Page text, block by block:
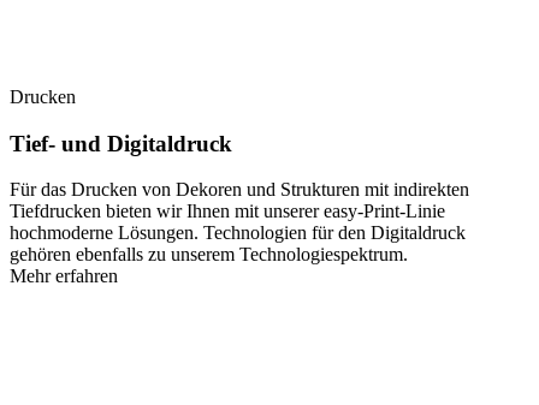
Drucken
Tief- und Digitaldruck
Für das Drucken von Dekoren und Strukturen mit indirekten
Tiefdrucken bieten wir Ihnen mit unserer easy-Print-Linie
hochmoderne Lösungen. Technologien für den Digitaldruck
gehören ebenfalls zu unserem Technologiespektrum.
Mehr erfahren